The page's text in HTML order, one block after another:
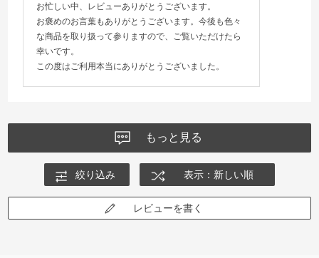
お忙しい中、レビューありがとうございます。
お褒めのお言葉もありがとうございます。今後も色々
な商品を取り扱って参りますので、ご覧いただけたら
幸いです。
この度はご利用本当にありがとうございました。
もっと見る
絞り込み 表示：新しい順
レビューを書く